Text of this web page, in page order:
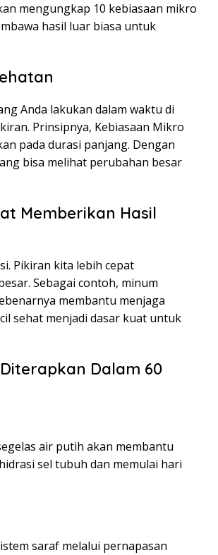
mengungkap 10 kebiasaan mikro
hasil luar biasa untuk
Anda lakukan dalam waktu di
Prinsipnya, Kebiasaan Mikro
pada durasi panjang. Dengan
bisa melihat perubahan besar
Memberikan Hasil
Pikiran kita lebih cepat
Sebagai contoh, minum
membantu menjaga
sehat menjadi dasar kuat untuk
Dalam 60
air putih akan membantu
sel tubuh dan memulai hari
saraf melalui pernapasan